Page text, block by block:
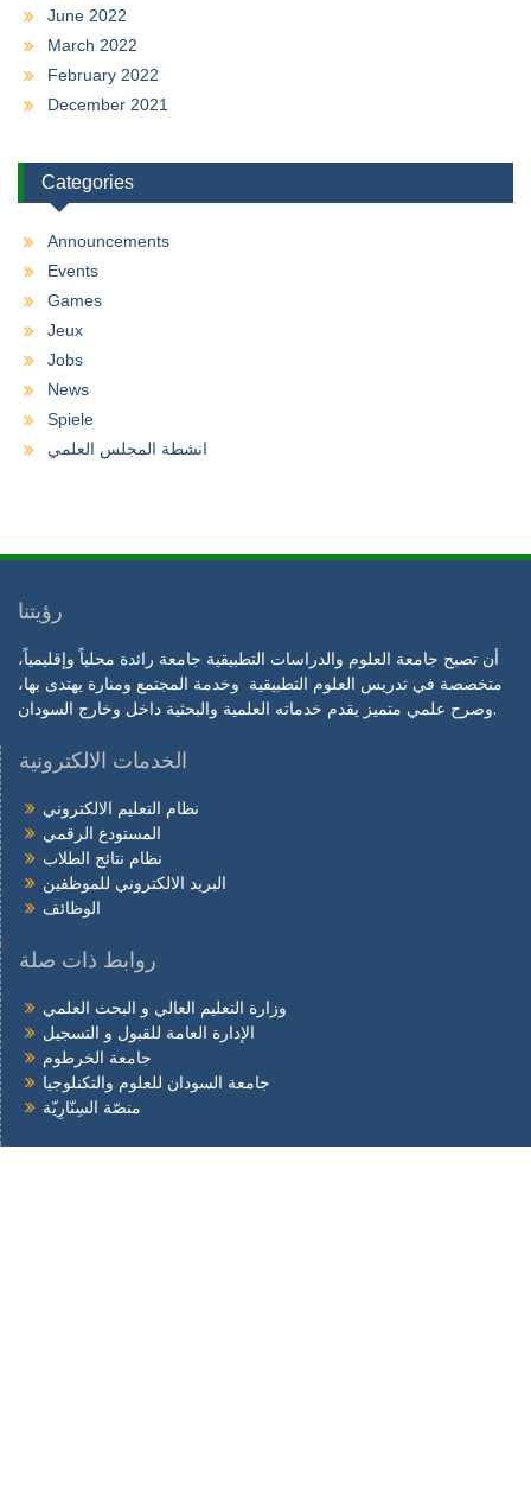
June 2022
March 2022
February 2022
December 2021
Categories
Announcements
Events
Games
Jeux
Jobs
News
Spiele
انشطة المجلس العلمي
رؤيتنا
أن تصبح جامعة العلوم والدراسات التطبيقية جامعة رائدة محلياً وإقليمياً،
متخصصة في تدريس العلوم التطبيقية وخدمة المجتمع ومنارة يهتدى بها،
وصرح علمي متميز يقدم خدماته العلمية والبحثية داخل وخارج السودان.
الخدمات الالكترونية
نظام التعليم الالكتروني
المستودع الرقمي
نظام نتائج الطلاب
البريد الالكتروني للموظفين
الوظائف
روابط ذات صلة
وزارة التعليم العالي و البحث العلمي
الإدارة العامة للقبول و التسجيل
جامعة الخرطوم
جامعة السودان للعلوم والتكنلوجيا
منصّة السِنّارِيّة